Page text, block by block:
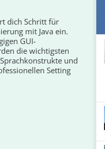
dich Schritt für
mit Java ein.
GUI-
die wichtigsten
und
Setting